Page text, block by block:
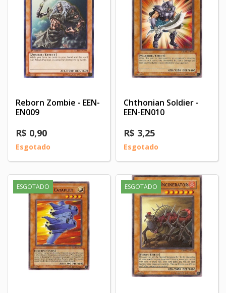
Reborn Zombie - EEN-
EN009
R$ 0,90
Esgotado
Chthonian Soldier -
EEN-EN010
R$ 3,25
Esgotado
ESGOTADO ESGOTADO